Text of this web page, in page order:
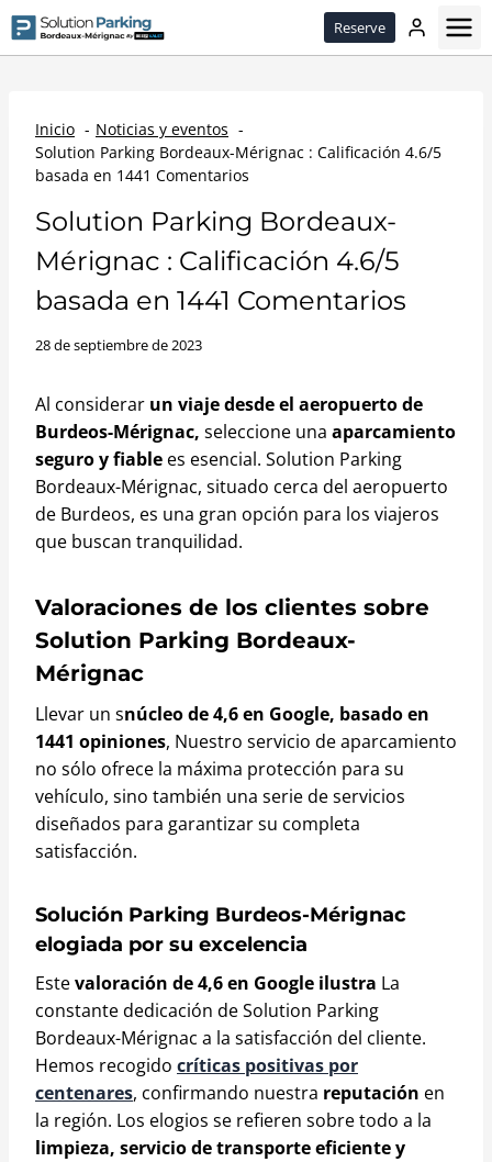
Passer
le
Reserve
Inicio
Noticias y eventos
Solution Parking Bordeaux-Mérignac : Calificación 4.6/5
basada en 1441 Comentarios
Solution Parking Bordeaux-
Mérignac : Calificación 4.6/5
basada en 1441 Comentarios
28 de septiembre de 2023
Al considerar un viaje desde el aeropuerto de
Burdeos-Mérignac, seleccione una aparcamiento
seguro y fiable es esencial. Solution Parking
Bordeaux-Mérignac, situado cerca del aeropuerto
de Burdeos, es una gran opción para los viajeros
que buscan tranquilidad.
Valoraciones de los clientes sobre
Solution Parking Bordeaux-
Mérignac
Llevar un snúcleo de 4,6 en Google, basado en
1441 opiniones, Nuestro servicio de aparcamiento
no sólo ofrece la máxima protección para su
vehículo, sino también una serie de servicios
diseñados para garantizar su completa
satisfacción.
Solución Parking Burdeos-Mérignac
elogiada por su excelencia
Estevaloración de 4,6 en Google ilustra La
constante dedicación de Solution Parking
Bordeaux-Mérignac a la satisfacción del cliente.
Hemos recogido críticas positivas por
centenares, confirmando nuestra reputación en
la región. Los elogios se refieren sobre todo a la
limpieza, servicio de transporte eficiente y